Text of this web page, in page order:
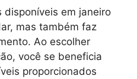
em janeiro
mas também faz
Ao escolher
você se beneficia
proporcionados